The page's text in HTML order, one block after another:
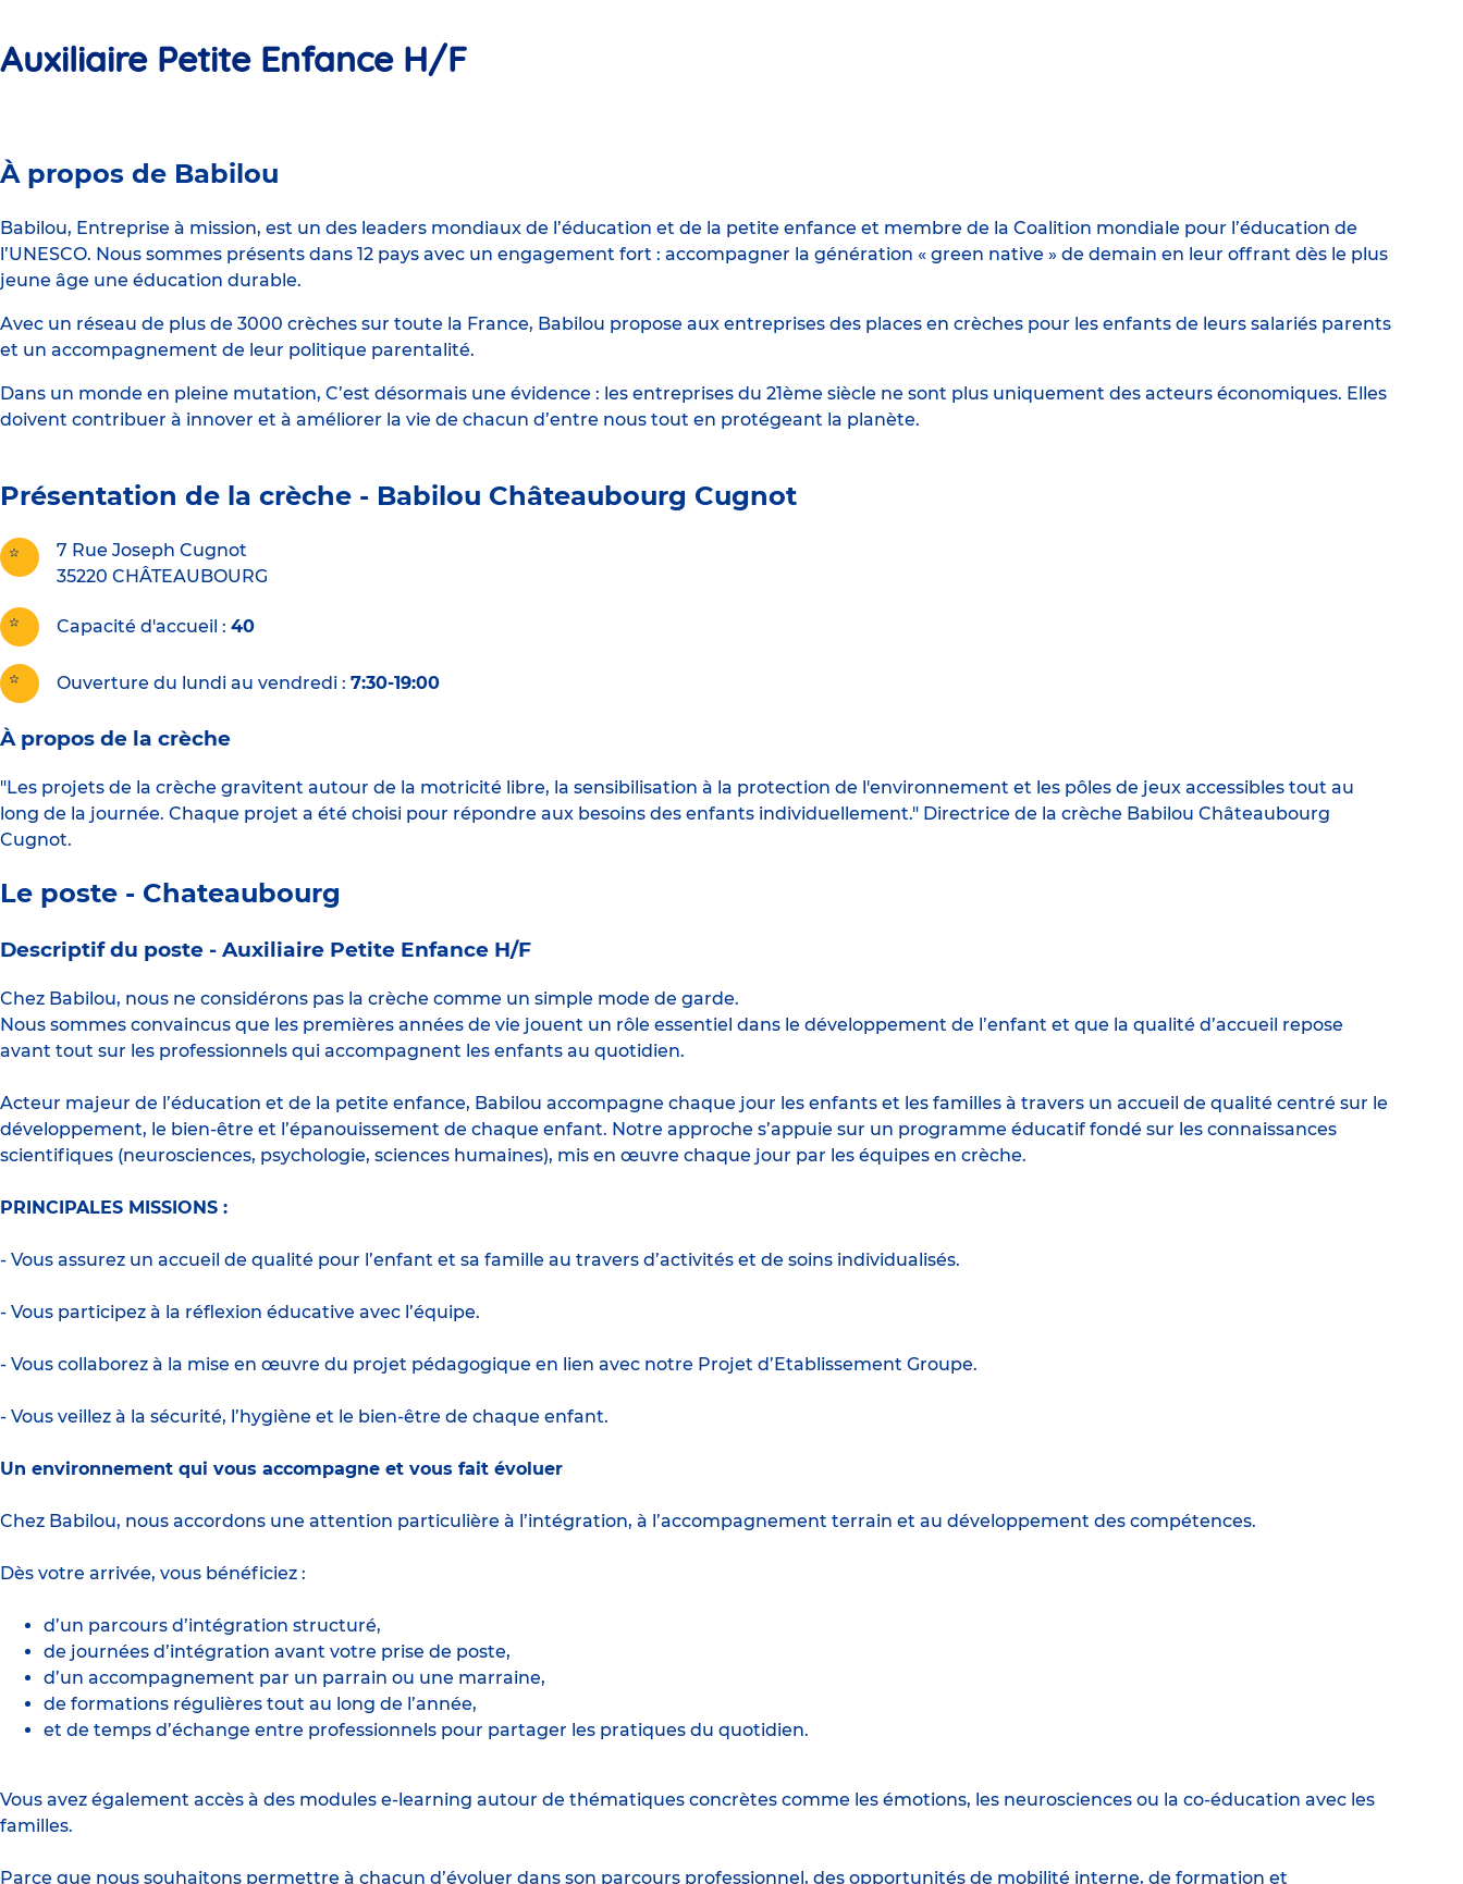
Auxiliaire Petite Enfance H/F
Babilou
Châteaubourg
Cugnot
À propos de Babilou
Babilou, Entreprise à mission, est un des leaders mondiaux de l’éducation et de la petite enfance et membre de la Coalition mondiale pour l’éducation de
l’UNESCO. Nous sommes présents dans 12 pays avec un engagement fort : accompagner la génération « green native » de demain en leur offrant dès le plus
jeune âge une éducation durable.
Avec un réseau de plus de 3000 crèches sur toute la France, Babilou propose aux entreprises des places en crèches pour les enfants de leurs salariés parents
et un accompagnement de leur politique parentalité.
Dans un monde en pleine mutation, C’est désormais une évidence : les entreprises du 21ème siècle ne sont plus uniquement des acteurs économiques. Elles
doivent contribuer à innover et à améliorer la vie de chacun d’entre nous tout en protégeant la planète.
Présentation de la crèche - Babilou Châteaubourg Cugnot
7 Rue Joseph Cugnot
35220 CHÂTEAUBOURG
Capacité d'accueil 40
Ouverture du lundi au vendredi : 7:30-19:00
À propos de la crèche
"Les projets de la crèche gravitent autour de la motricité libre, la sensibilisation à la protection de l'environnement et les pôles de jeux accessibles tout au
long de la journée. Chaque projet a été choisi pour répondre aux besoins des enfants individuellement." Directrice de la crèche Babilou Châteaubourg
Cugnot.
Le poste - Chateaubourg
Descriptif du poste - Auxiliaire Petite Enfance H/F
Chez Babilou, nous ne considérons pas la crèche comme un simple mode de garde.
Nous sommes convaincus que les premières années de vie jouent un rôle essentiel dans le développement de l’enfant et que la qualité d’accueil repose
avant tout sur les professionnels qui accompagnent les enfants au quotidien.
Acteur majeur de l’éducation et de la petite enfance, Babilou accompagne chaque jour les enfants et les familles à travers un accueil de qualité centré sur le
développement, le bien-être et l’épanouissement de chaque enfant. Notre approche s’appuie sur un programme éducatif fondé sur les connaissances
scientifiques (neurosciences, psychologie, sciences humaines), mis en œuvre chaque jour par les équipes en crèche.
PRINCIPALES MISSIONS :
- Vous assurez un accueil de qualité pour l’enfant et sa famille au travers d’activités et de soins individualisés.
- Vous participez à la réflexion éducative avec l’équipe.
- Vous collaborez à la mise en œuvre du projet pédagogique en lien avec notre Projet d’Etablissement Groupe.
- Vous veillez à la sécurité, l’hygiène et le bien-être de chaque enfant.
Un environnement qui vous accompagne et vous fait évoluer
Chez Babilou, nous accordons une attention particulière à l’intégration, à l’accompagnement terrain et au développement des compétences.
Dès votre arrivée, vous bénéficiez :
d’un parcours d’intégration structuré,
de journées d’intégration avant votre prise de poste,
d’un accompagnement par un parrain ou une marraine,
de formations régulières tout au long de l’année,
et de temps d’échange entre professionnels pour partager les pratiques du quotidien.
Vous avez également accès à des modules e-learning autour de thématiques concrètes comme les émotions, les neurosciences ou la co-éducation avec les
familles.
Parce que nous souhaitons permettre à chacun d’évoluer dans son parcours professionnel, des opportunités de mobilité interne, de formation et